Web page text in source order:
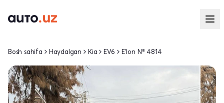
Bosh sahifa Haydalgan Kia EV6 E'lon № 4814